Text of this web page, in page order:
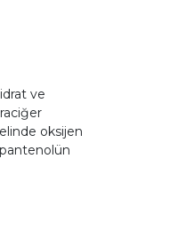
ve
oksijen
pantenolün